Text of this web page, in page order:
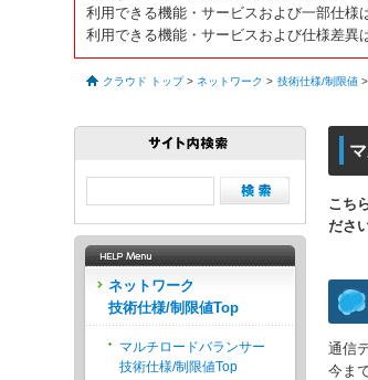
利用できる機能・サービスおよび一部仕様
利用できる機能・サービスおよび仕様差異
クラウド トップ > ネットワーク > 技術仕様/制限値 >
こち
ださい
通信
今ま
ネットワーク
技術仕様/制限値Top
マルチロードバランサー
技術仕様/制限値Top